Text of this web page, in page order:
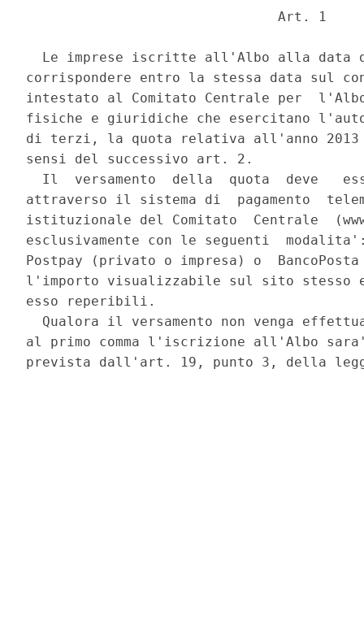
                               Art. 1
Le imprese iscritte all'Albo alla data
corrispondere entro la stessa data sul
intestato al Comitato Centrale per
fisiche e giuridiche che esercitano
di terzi, la quota relativa all'anno 2013
sensi del successivo art. 2.
Il  versamento  della  quota  deve
attraverso il sistema di  pagamento
istituzionale del Comitato  Centrale
esclusivamente con le seguenti
Postpay (privato o impresa) o
l'importo visualizzabile sul sito stesso
esso reperibili.
Qualora il versamento non venga
al primo comma l'iscrizione all'Albo